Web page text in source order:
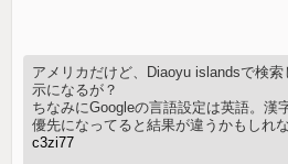
アメリカだけど、Diaoyu islandsで検
示になるが？
ちなみにGoogleの言語設定は英語。漢
優先になってると結果が違うかもしれ
c3zi77